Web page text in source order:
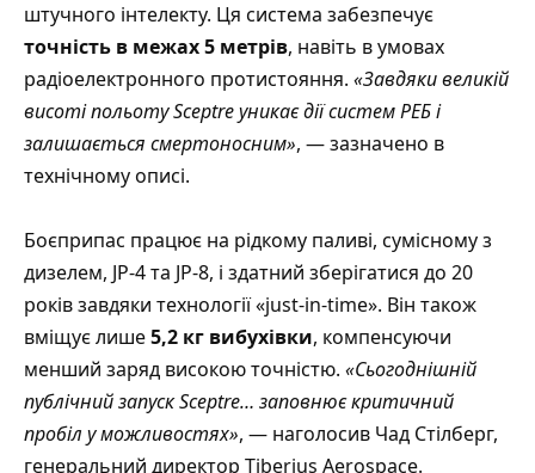
штучного інтелекту. Ця система забезпечує
точність в межах 5 метрів, навіть в умовах
радіоелектронного протистояння. «Завдяки великій
висоті польоту Sceptre уникає дії систем РЕБ і
залишається смертоносним», — зазначено в
технічному описі.
Боєприпас працює на рідкому паливі, сумісному з
дизелем, JP-4 та JP-8, і здатний зберігатися до 20
років завдяки технології «just-in-time». Він також
вміщує лише5,2 кг вибухівки, компенсуючи
менший заряд високою точністю. «Сьогоднішній
публічний запуск Sceptre… заповнює критичний
пробіл у можливостях», — наголосив Чад Стілберг,
генеральний директор Tiberius Aerospace.